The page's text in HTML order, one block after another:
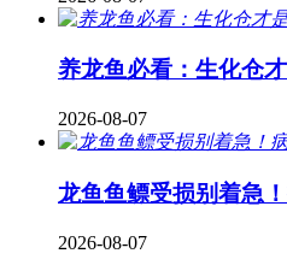
养龙鱼必看：生化仓
2026-08-07
龙鱼鱼鳔受损别着急
2026-08-07